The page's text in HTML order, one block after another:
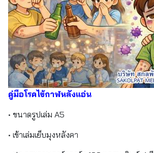
คู่มือโรคไข้กาฬหลังแอ่น
• ขนาดรูปเล่ม A5
• เข้าเล่มเย็บมุงหลังคา